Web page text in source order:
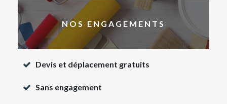
NOS ENGAGEMENTS
Devis et déplacement gratuits
Sans engagement